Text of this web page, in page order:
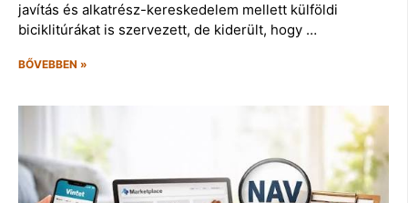
javítás és alkatrész-kereskedelem mellett külföldi
biciklitúrákat is szervezett, de kiderült, hogy …
BŐVEBBEN »